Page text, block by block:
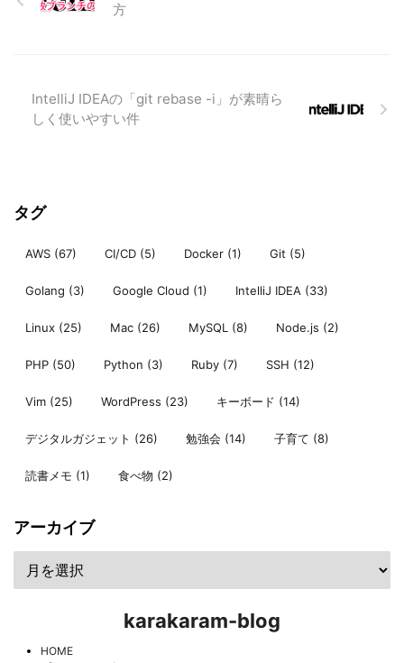
方
IntelliJ IDEAの「git rebase -i」が素晴ら
しく使いやすい件
タグ
AWS (67) CI/CD (5) Docker (1) Git (5)
Golang (3) Google Cloud (1) IntelliJ IDEA (33)
Linux (25) Mac (26) MySQL (8) Node.js (2)
PHP (50) Python (3) Ruby (7) SSH (12)
Vim (25) WordPress (23) キーボード (14)
デジタルガジェット (26) 勉強会 (14) 子育て (8)
読書メモ (1) 食べ物 (2)
アーカイブ
karakaram-blog
HOME